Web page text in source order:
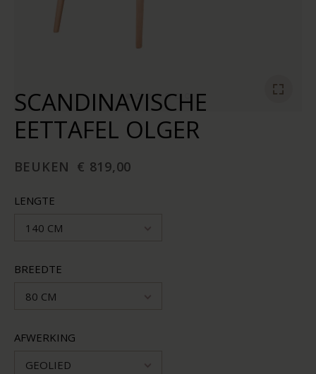
SCANDINAVISCHE
EETTAFEL OLGER
BEUKEN € 819,00
LENGTE
140 CM
BREEDTE
80 CM
AFWERKING
GEOLIED